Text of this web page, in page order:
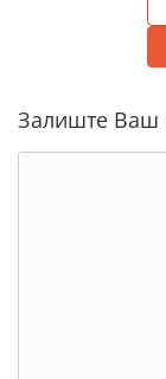
Залиште Ваш